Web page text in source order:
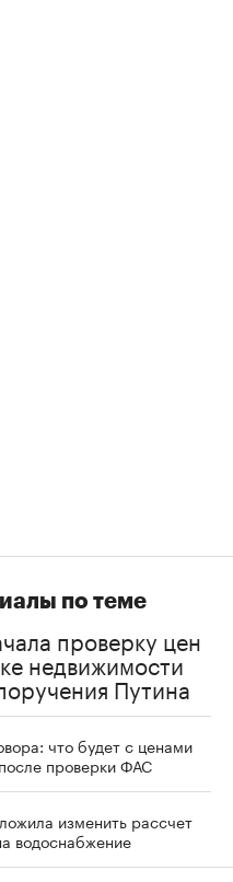
по теме
проверку цен
недвижимости
Путина
что будет с ценами
проверки ФАС
изменить рассчет
водоснабжение